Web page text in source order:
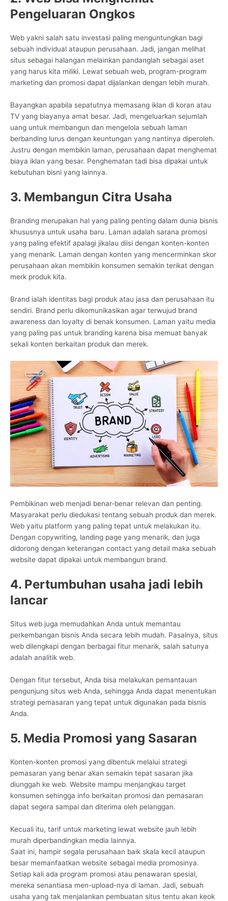
Pengeluaran Ongkos
Web yakni salah satu investasi paling menguntungkan bagi
sebuah individual ataupun perusahaan. Jadi, jangan melihat
situs sebagai halangan melainkan pandanglah sebagai aset
yang harus kita miliki. Lewat sebuah web, program-program
marketing dan promosi dapat dijalankan dengan lebih murah.
Bayangkan apabila sepatutnya memasang iklan di koran atau
TV yang biayanya amat besar. Jadi, mengeluarkan sejumlah
uang untuk membangun dan mengelola sebuah laman
berbanding lurus dengan keuntungan yang nantinya diperoleh.
Justru dengan membikin laman, perusahaan dapat menghemat
biaya iklan yang besar. Penghematan tadi bisa dipakai untuk
kebutuhan bisni yang lainnya.
3. Membangun Citra Usaha
Branding merupakan hal yang paling penting dalam dunia bisnis
khususnya untuk usaha baru. Laman adalah sarana promosi
yang paling efektif apalagi jikalau diisi dengan konten-konten
yang menarik. Laman dengan konten yang mencerminkan skor
perusahaan akan membikin konsumen semakin terikat dengan
merk produk kita.
Brand ialah identitas bagi produk atau jasa dan perusahaan itu
sendiri. Brand perlu dikomunikasikan agar terwujud brand
awareness dan loyalty di benak konsumen. Laman yaitu media
yang paling pas untuk branding karena bisa memuat banyak
sekali konten berkaitan produk dan merek.
Pembikinan web menjadi benar-benar relevan dan penting.
Masyarakat perlu diedukasi tentang sebuah produk dan merek.
Web yaitu platform yang paling tepat untuk melakukan itu.
Dengan copywriting, landing page yang menarik, dan juga
didorong dengan keterangan contact yang detail maka sebuah
website dapat dipakai untuk membangun brand.
4. Pertumbuhan usaha jadi lebih
lancar
Situs web juga memudahkan Anda untuk memantau
perkembangan bisnis Anda secara lebih mudah. Pasalnya, situs
web dilengkapi dengan berbagai fitur menarik, salah satunya
adalah analitik web.
Dengan fitur tersebut, Anda bisa melakukan pemantauan
pengunjung situs web Anda, sehingga Anda dapat menentukan
strategi pemasaran yang tepat untuk digunakan pada bisnis
Anda.
5. Media Promosi yang Sasaran
Konten-konten promosi yang dibentuk melalui strategi
pemasaran yang benar akan semakin tepat sasaran jika
diunggah ke web. Website mampu menjangkau target
konsumen sehingga info berkaitan promosi dan pemasaran
dapat segera sampai dan diterima oleh pelanggan.
Kecuali itu, tarif untuk marketing lewat website jauh lebih
murah diperbandingkan media lainnya.
Saat ini, hampir segala perusahaan baik skala kecil ataupun
besar memanfaatkan website sebagai media promosinya.
Setiap kali ada program promosi atau penawaran spesial,
mereka senantiasa men-upload-nya di laman. Jadi, sebuah
usaha yang tak menjalankan pembuatan situs tentu akan keok